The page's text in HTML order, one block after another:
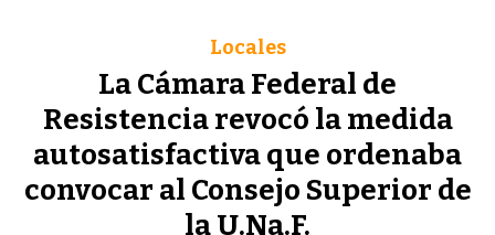
La Cámara Federal de
Resistencia revocó la medida
autosatisfactiva que ordenaba
convocar al Consejo Superior de
la U.Na.F.
Locales